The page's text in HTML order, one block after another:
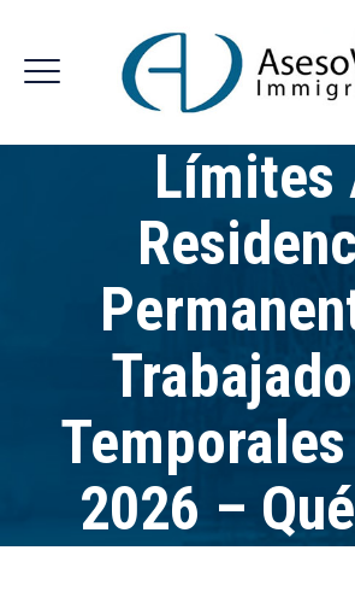
Límites
Temporales
2026 –